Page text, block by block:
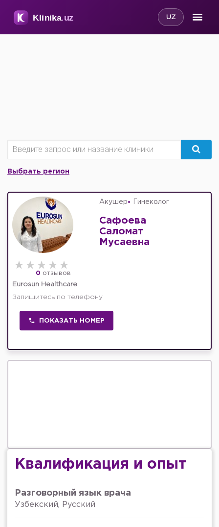
UZ
Выбрать регион
0 отзывов
Акушер Гинеколог
Сафоева
Саломат
Мусаевна
Eurosun Healthcare
Запишитесь по телефону
ПОКАЗАТЬ НОМЕР
Квалификация и опыт
Разговорный язык врача
Узбекский, Русский